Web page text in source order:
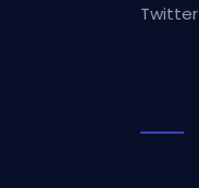
Twitter